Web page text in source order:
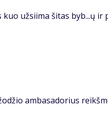
užsiima šitas byb...ų ir
ambasadorius